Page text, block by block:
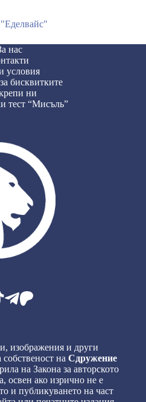
нас
условия
бисквитките
ни
тест “Мисъль”
изображения и други
собственост наСдружение
на Закона за авторското
освен ако изрично не е
и публикуването на част